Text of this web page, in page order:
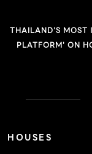
THAILAND'S MOST
PLATFORM' ON
HOUSES